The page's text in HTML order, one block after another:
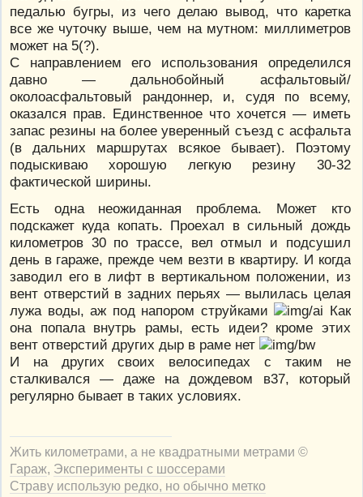
педалью бугры, из чего делаю вывод, что каретка
все же чуточку выше, чем на мутном: миллиметров
может на 5(?).
С направлением его использования определился
давно — дальнобойный асфальтовый/
околоасфальтовый рандоннер, и, судя по всему,
оказался прав. Единственное что хочется — иметь
запас резины на более уверенный съезд с асфальта
(в дальних маршрутах всякое бывает). Поэтому
подыскиваю хорошую легкую резину 30-32
фактической ширины.
Есть одна неожиданная проблема. Может кто
подскажет куда копать. Проехал в сильный дождь
километров 30 по трассе, вел отмыл и подсушил
день в гараже, прежде чем везти в квартиру. И когда
заводил его в лифт в вертикальном положении, из
вент отверстий в задних перьях — вылилась целая
лужа воды, аж под напором струйками
Как
она попала внутрь рамы, есть идеи? кроме этих
вент отверстий других дыр в раме нет
И на других своих велосипедах с таким не
сталкивался — даже на дождевом в37, который
регулярно бывает в таких условиях.
Жить километрами, а не квадратными метрами ©
Гараж, Эксперименты с шоссерами
Страву использую редко, но обычно метко